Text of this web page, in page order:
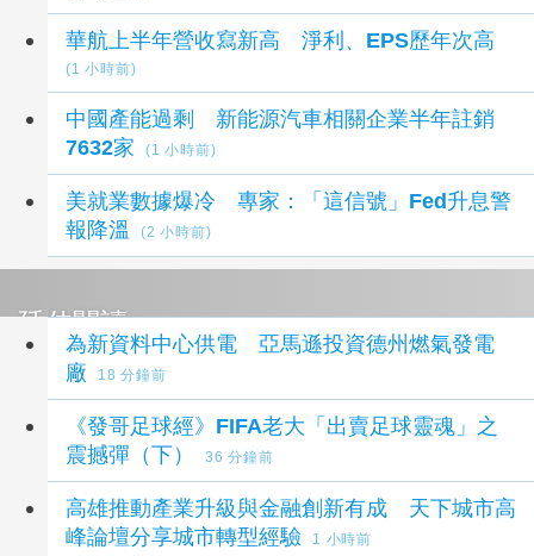
華航上半年營收寫新高 淨利、EPS歷年次高
(1 小時前)
中國產能過剩 新能源汽車相關企業半年註銷
7632家
(1 小時前)
美就業數據爆冷 專家：「這信號」Fed升息警
報降溫
(2 小時前)
延伸閱讀
為新資料中心供電 亞馬遜投資德州燃氣發電
廠
18 分鐘前
《發哥足球經》FIFA老大「出賣足球靈魂」之
震撼彈（下）
36 分鐘前
高雄推動產業升級與金融創新有成 天下城市高
峰論壇分享城市轉型經驗
1 小時前